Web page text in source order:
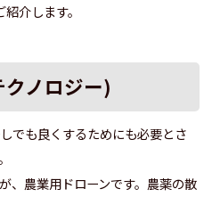
介します。
ノロジー)
でも良くするためにも必要とさ
、農業用ドローンです。農薬の散